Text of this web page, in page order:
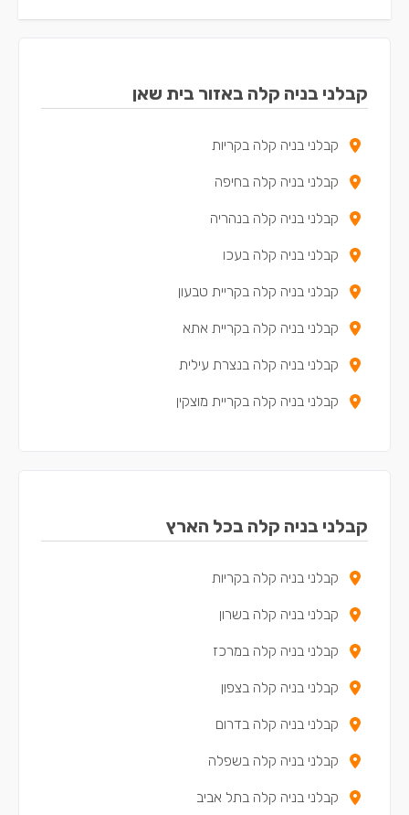
קבלני בניה קלה באזור בית שאן
קבלני בניה קלה בקריות
קבלני בניה קלה בחיפה
קבלני בניה קלה בנהריה
קבלני בניה קלה בעכו
קבלני בניה קלה בקריית טבעון
קבלני בניה קלה בקריית אתא
קבלני בניה קלה בנצרת עילית
קבלני בניה קלה בקריית מוצקין
קבלני בניה קלה בקריית ביאליק
קבלני בניה קלה בנשר
קבלני בניה קלה במעלות-תרשיחא
קבלני בניה קלה ביקנעם עילית
קבלני בניה קלה בטירת כרמל
קבלני בניה קלה בנצרת
קבלני בניה קלה בקריית חיים
קבלני בניה קלה בשפרעם
קבלני בניה קלה בסח'נין
קבלני בניה קלה בכל הארץ
קבלני בניה קלה בקריות
קבלני בניה קלה בשרון
קבלני בניה קלה במרכז
קבלני בניה קלה בצפון
קבלני בניה קלה בדרום
קבלני בניה קלה בשפלה
קבלני בניה קלה בתל אביב